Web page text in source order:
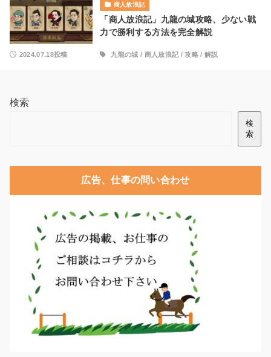
商人放浪記
「商人放浪記」九龍の城攻略、少ない戦
力で勝利する方法を完全解説
2024.07.18投稿 九龍の城 / 商人放浪記 /攻略/ 解説
検索
検
索
広告、仕事の問い合わせ